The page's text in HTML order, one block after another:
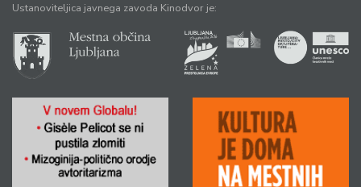
Ustanoviteljica javnega zavoda Kinodvor je: